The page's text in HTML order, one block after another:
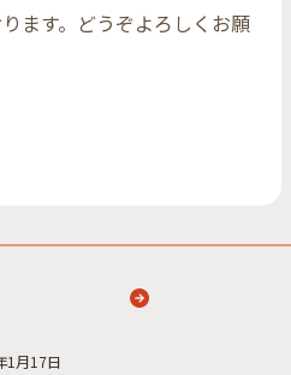
ます。どうぞよろしくお願
1月17日